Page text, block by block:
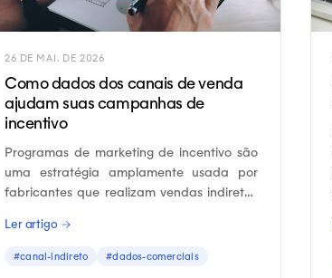
26 DE MAI. DE 2026
Como dados dos canais de venda
ajudam suas campanhas de
incentivo
Programas de marketing de incentivo são
uma estratégia amplamente usada por
fabricantes que realizam vendas indiretas
distribuidores a recomendarem seus
produtos.
Ler artigo →
#canal-indireto #dados-comerciais